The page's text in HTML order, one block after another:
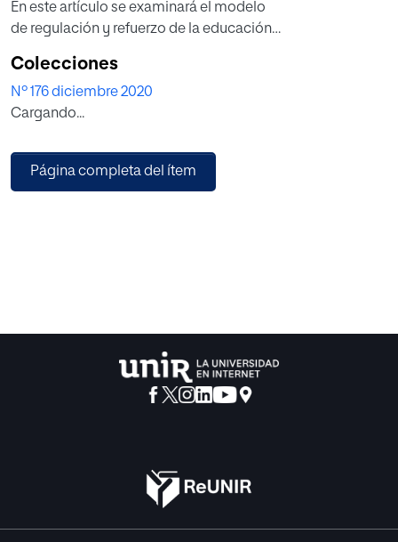
En este artículo se examinará el modelo
de regulación y refuerzo de la educación
académicas– y se analizará su impacto y sus
limitaciones, especialmente en el cambiante
contexto de los Estados Unidos, donde la
está bien consolidada.
Colecciones
Nº 176 diciembre 2020
Cargando...
Página completa del ítem